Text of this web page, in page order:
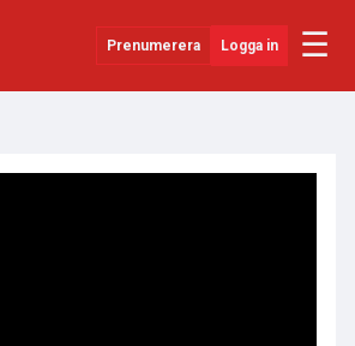
Prenumerera Logga in ☰